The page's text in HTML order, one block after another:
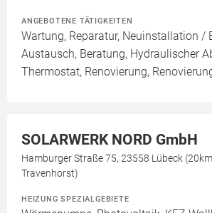
ANGEBOTENE TÄTIGKEITEN
Wartung, Reparatur, Neuinstallation /
Austausch, Beratung, Hydraulischer
Thermostat, Renovierung,
SOLARWERK NORD GmbH
Hamburger Straße 75, 23558 Lübeck
Travenhorst)
HEIZUNG SPEZIALGEBIETE